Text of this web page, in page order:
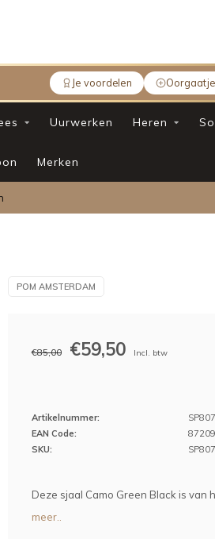
Je voordelen
Uurwerken Heren
Merken
POM AMSTERDAM
€85,00 €59,50 Incl. btw
Artikelnummer:
EAN Code:
SKU:
Deze sjaal Camo Green Black is van
meer..